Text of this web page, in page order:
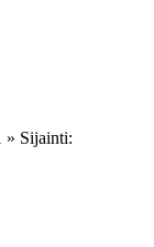
» Sijainti: